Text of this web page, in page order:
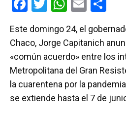
F
ce
b
o
o
k
T
tt
er
W
at
s
A
p
p
E
ail m
p
ar
tir
Este domingo 24, el
Chaco, Jorge Capitanich
«común acuerdo» entre los
Metropolitana del Gran
la cuarentena por la
se extiende hasta el 7 de